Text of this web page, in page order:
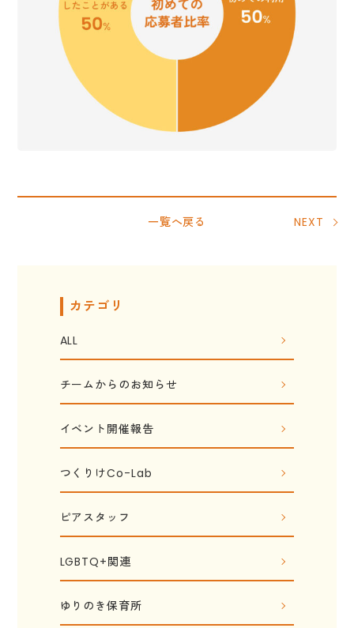
一覧へ戻る NEXT
カテゴリ
ALL
チームからのお知らせ
イベント開催報告
つくりけCo-Lab
ピアスタッフ
LGBTQ+関連
ゆりのき保育所